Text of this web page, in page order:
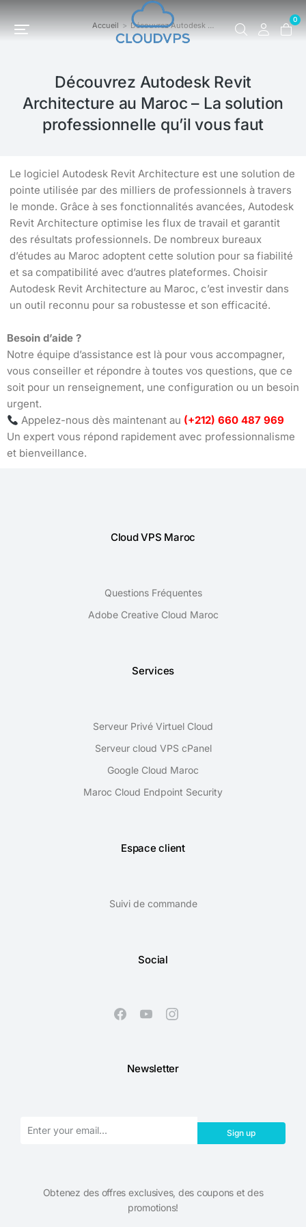
0
Vous êtes ici : Accueil Découvrez Autodesk …
Découvrez Autodesk Revit
Architecture au Maroc – La solution
professionnelle qu’il vous faut
Le logiciel Autodesk Revit Architecture est une solution de
pointe utilisée par des milliers de professionnels à travers
le monde. Grâce à ses fonctionnalités avancées, Autodesk
Revit Architecture optimise les flux de travail et garantit
des résultats professionnels. De nombreux bureaux
d’études au Maroc adoptent cette solution pour sa fiabilité
et sa compatibilité avec d’autres plateformes. Choisir
Autodesk Revit Architecture au Maroc, c’est investir dans
un outil reconnu pour sa robustesse et son efficacité.
Besoin d’aide ?
Notre équipe d’assistance est là pour vous accompagner,
vous conseiller et répondre à toutes vos questions, que ce
soit pour un renseignement, une configuration ou un besoin
urgent.
Appelez-nous dès maintenant au (+212) 660 487 969
Un expert vous répond rapidement avec professionnalisme
et bienveillance.
Cloud VPS Maroc
Questions Fréquentes
Adobe Creative Cloud Maroc
Services
Serveur Privé Virtuel Cloud
Serveur cloud VPS cPanel
Google Cloud Maroc
Maroc Cloud Endpoint Security
Espace client
Suivi de commande
Social
Newsletter
Sign up
Obtenez des offres exclusives, des coupons et des
promotions!​